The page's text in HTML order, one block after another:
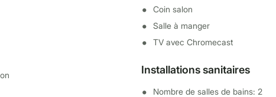
Coin salon
Salle à manger
TV avec Chromecast
Installations sanitaires
Nombre de salles de bains: 2